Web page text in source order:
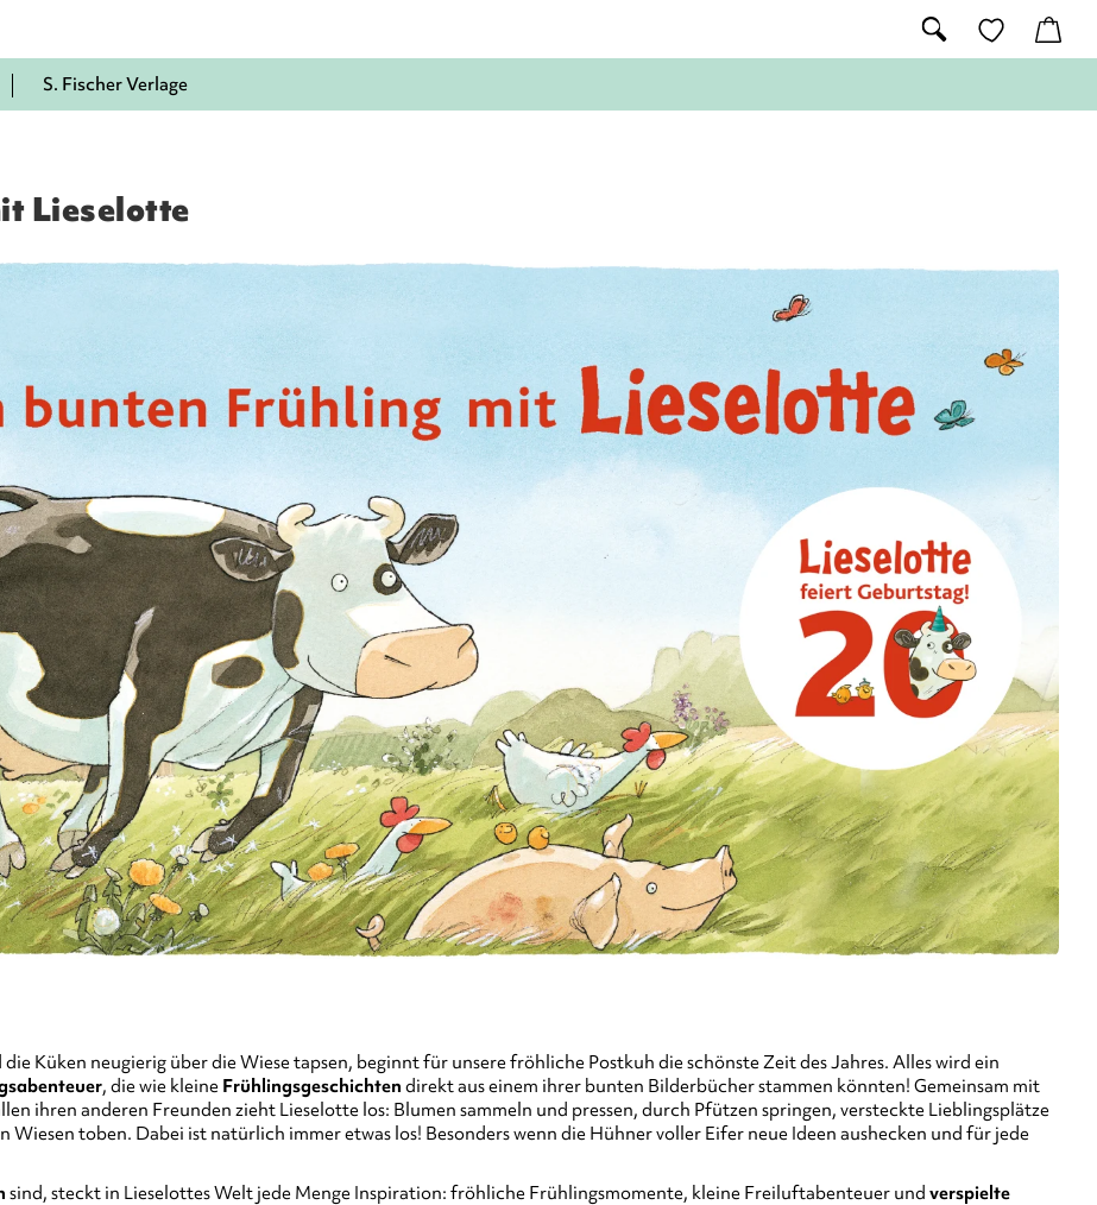
S. Fischer Verlage
Lieselotte
Küken neugierig über die Wiese tapsen, beginnt für unsere fröhliche Postkuh die schönste Zeit des Jahres. Alles wird ein
, die wie kleine Frühlingsgeschichten direkt aus einem ihrer bunten Bilderbücher stammen könnten! Gemeinsam mit
ihren anderen Freunden zieht Lieselotte los: Blumen sammeln und pressen, durch Pfützen springen, versteckte Lieblingsplätze
toben. Dabei ist natürlich immer etwas los! Besonders wenn die Hühner voller Eifer neue Ideen aushecken und für jede
sind, steckt in Lieselottes Welt jede Menge Inspiration: fröhliche Frühlingsmomente, kleine Freiluftabenteuer und verspielte